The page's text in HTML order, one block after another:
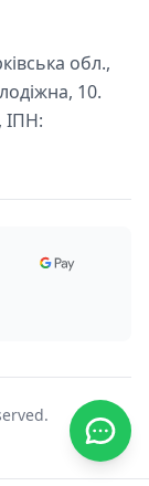
обл.,
10.